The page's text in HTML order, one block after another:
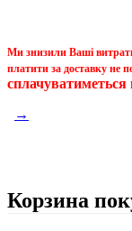
Ми знизили Ваші
платити за доставку не
→
Корзина